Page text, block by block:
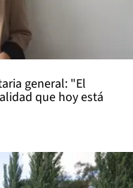
general: "El
que hoy está